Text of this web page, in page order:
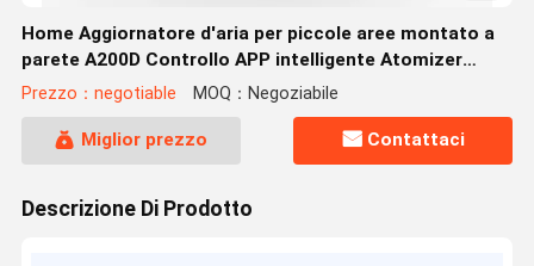
Home Aggiornatore d'aria per piccole aree montato a
parete A200D Controllo APP intelligente Atomizer
profumo
Prezzo：negotiable MOQ：Negoziabile
Miglior prezzo Contattaci
Descrizione Di Prodotto